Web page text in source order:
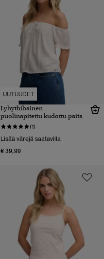
UUTUUDET
Lyhythihainen
puolinapitettu kudottu paita
(1)
Lisää värejä saatavilla
€ 39,99